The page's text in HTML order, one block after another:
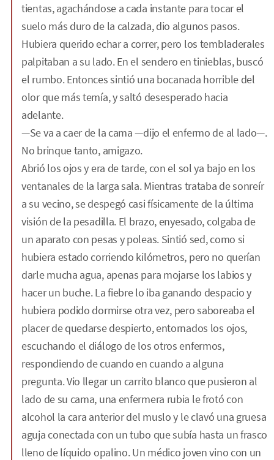
tientas, agachándose a cada instante para tocar el
suelo más duro de la calzada, dio algunos pasos.
Hubiera querido echar a correr, pero los tembladerales
palpitaban a su lado. En el sendero en tinieblas, buscó
el rumbo. Entonces sintió una bocanada horrible del
olor que más temía, y saltó desesperado hacia
adelante.
—Se va a caer de la cama —dijo el enfermo de al lado—.
No brinque tanto, amigazo.
Abrió los ojos y era de tarde, con el sol ya bajo en los
ventanales de la larga sala. Mientras trataba de sonreír
a su vecino, se despegó casi físicamente de la última
visión de la pesadilla. El brazo, enyesado, colgaba de
un aparato con pesas y poleas. Sintió sed, como si
hubiera estado corriendo kilómetros, pero no querían
darle mucha agua, apenas para mojarse los labios y
hacer un buche. La fiebre lo iba ganando despacio y
hubiera podido dormirse otra vez, pero saboreaba el
placer de quedarse despierto, entornados los ojos,
escuchando el diálogo de los otros enfermos,
respondiendo de cuando en cuando a alguna
pregunta. Vio llegar un carrito blanco que pusieron al
lado de su cama, una enfermera rubia le frotó con
alcohol la cara anterior del muslo y le clavó una gruesa
aguja conectada con un tubo que subía hasta un frasco
lleno de líquido opalino. Un médico joven vino con un